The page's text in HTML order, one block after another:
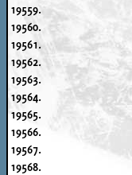
19559.
19560.
19561.
19562.
19563.
19564.
19565.
19566.
19567.
19568.